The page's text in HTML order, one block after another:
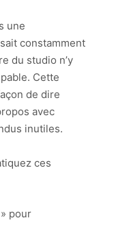
une
constamment
du studio n’y
Cette
de dire
avec
inutiles.
ces
pour